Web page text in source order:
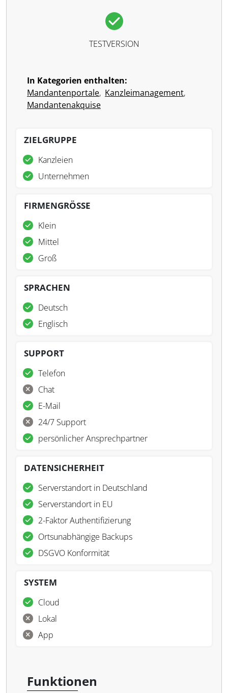
TESTVERSION
In Kategorien enthalten:
Mandantenportale, Kanzleimanagement,
Mandantenakquise
ZIELGRUPPE
Kanzleien
Unternehmen
FIRMENGRÖSSE
Klein
Mittel
Groß
SPRACHEN
Deutsch
Englisch
SUPPORT
Telefon
Chat
E-Mail
24/7 Support
persönlicher Ansprechpartner
DATENSICHERHEIT
Serverstandort in Deutschland
Serverstandort in EU
2-Faktor Authentifizierung
Ortsunabhängige Backups
DSGVO Konformität
SYSTEM
Cloud
Lokal
App
Funktionen